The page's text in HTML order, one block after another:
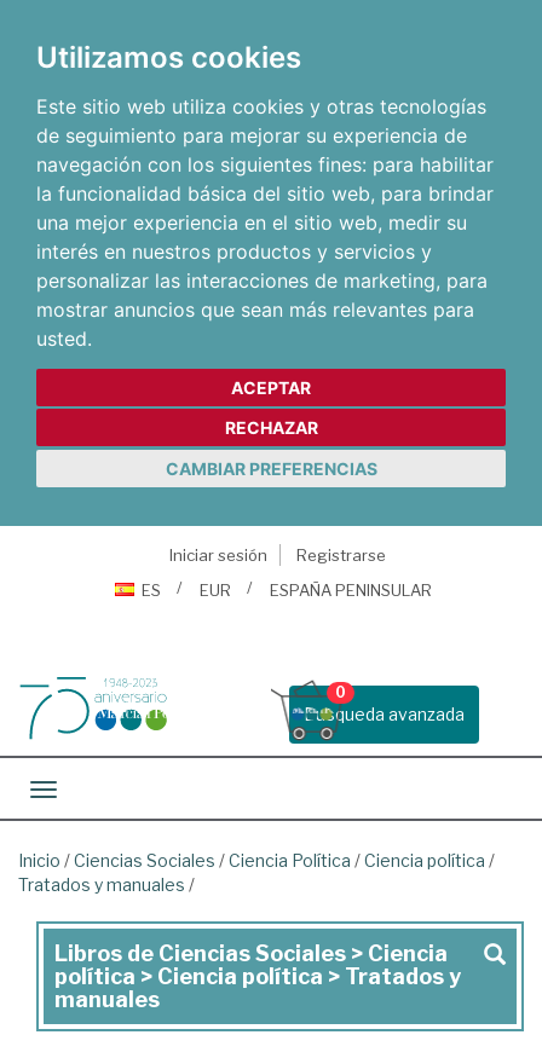
Utilizamos cookies
Este sitio web utiliza cookies y otras tecnologías
de seguimiento para mejorar su experiencia de
navegación con los siguientes fines: para habilitar
la funcionalidad básica del sitio web, para brindar
una mejor experiencia en el sitio web, medir su
interés en nuestros productos y servicios y
personalizar las interacciones de marketing, para
mostrar anuncios que sean más relevantes para
usted.
ACEPTAR
RECHAZAR
CAMBIAR PREFERENCIAS
Iniciar sesión
Registrarse
ES
EUR ESPAÑA PENINSULAR
Busqueda avanzada
0
Toggle navigation
Inicio /Ciencias Sociales /Ciencia Política /Ciencia política /
Tratados y manuales /
Libros
de
Ciencias
Libros de Ciencias Sociales > Ciencia
política > Ciencia política > Tratados y
manuales